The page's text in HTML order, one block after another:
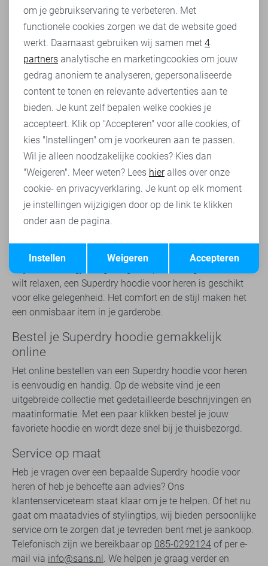
Superdry zet zich in voor duurzaamheid, wat terug te zien
is in de lange levensduur van huntruien . De hoodies zijn
gemakkelijk te onderhouden en behouden hun vorm en
kleur, zelfs na meerdere wasbeurten. Dit maakt een
Superdry hoodie voor heren een duurzame keuze in mode.
Keuze uit een breed assortiment
Van effen kleuren tot gedurfde prints, de collectie Superdry
hoodies voor heren biedt voor ieder wat wils. Of je nu gaat
voor een subtiele look of juist een statement wilt maken,
er is altijd een Superdry hoodie die bij jouw stijl past.
Stijl voor iedere man en elke gelegenheid
Een Superdry hoodie voor heren is een investering die zich
uitbetaalt in stijl en comfort. Het tijdloze design en de
alleen nu, maar ook in de toekomst een favoriet blijft.
wilt relaxen, een Superdry hoodie voor heren is geschikt
voor elke gelegenheid. Het comfort en de stijl maken het
een onmisbaar item in je garderobe.
Bestel je Superdry hoodie gemakkelijk
online
Het online bestellen van een Superdry hoodie voor heren
is eenvoudig en handig. Op de website vind je een
uitgebreide collectie met gedetailleerde beschrijvingen en
maatinformatie. Met een paar klikken bestel je jouw
favoriete hoodie en wordt deze snel bij je thuisbezorgd.
Service op maat
Heb je vragen over een bepaalde Superdry hoodie voor
heren of heb je behoefte aan advies? Ons
klantenserviceteam staat klaar om je te helpen. Of het nu
gaat om maatadvies of stylingtips, wij bieden persoonlijke
service om te zorgen dat je tevreden bent met je aankoop.
Telefonisch zijn we bereikbaar op 085-0292124 of per e-
mail via info@sans.nl. We helpen je graag verder en
Personalisatie cookies
Analytische cookies
Marketing cookies
Terug Opslaan
om je gebruikservaring te verbeteren. Met
functionele cookies zorgen we dat de website goed
werkt. Daarnaast gebruiken wij samen met 4
partners analytische en marketingcookies om jouw
gedrag anoniem te analyseren, gepersonaliseerde
content te tonen en relevante advertenties aan te
bieden. Je kunt zelf bepalen welke cookies je
accepteert. Klik op "Accepteren" voor alle cookies, of
kies "Instellingen" om je voorkeuren aan te passen.
Wil je alleen noodzakelijke cookies? Kies dan
"Weigeren". Meer weten? Lees hieralles over onze
cookie- en privacyverklaring. Je kunt op elk moment
je instellingen wijzigigen door op de link te klikken
onder aan de pagina.
Accepteren
Weigeren
Instellen